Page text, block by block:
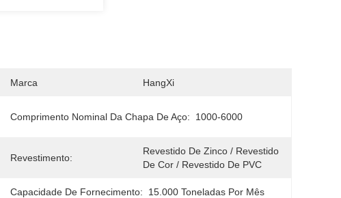
Marca HangXi
Comprimento Nominal Da Chapa De Aço: 1000-6000
Revestimento:
Revestido De Zinco / Revestido
De Cor / Revestido De PVC
Capacidade De Fornecimento: 15.000 Toneladas Por Mês